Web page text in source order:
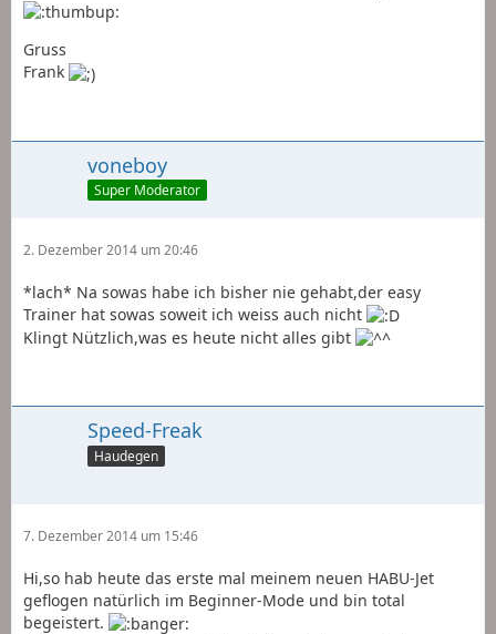
Gruss
Frank
voneboy
Super Moderator
2. Dezember 2014 um 20:46
*lach* Na sowas habe ich bisher nie gehabt,der easy
Trainer hat sowas soweit ich weiss auch nicht
Klingt Nützlich,was es heute nicht alles gibt
Speed-Freak
Haudegen
7. Dezember 2014 um 15:46
Hi,so hab heute das erste mal meinem neuen HABU-Jet
geflogen natürlich im Beginner-Mode und bin total
begeistert.